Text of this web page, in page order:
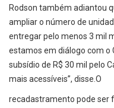
Rodson também adiantou
ampliar o número de
entregar pelo menos 3 mil
estamos em diálogo com o
subsídio de R$ 30 mil pelo
mais acessíveis”, disse.O
recadastramento pode ser